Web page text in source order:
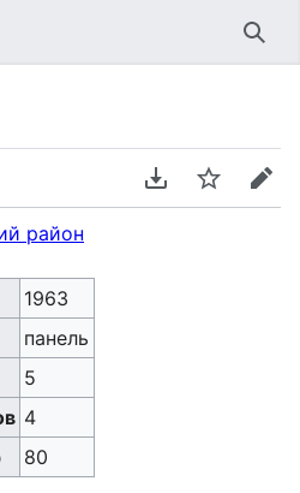
Скачать PDF
Следить
район
1963
панель
5
4
80